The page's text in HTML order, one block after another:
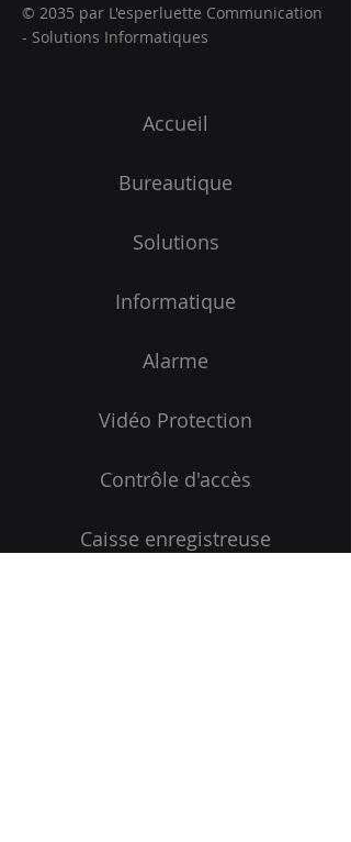
© 2035 par L'esperluette Communication
- Solutions Informatiques
Accueil
Bureautique
Solutions
Informatique
Alarme
Vidéo Protection
Contrôle d'accès
Caisse enregistreuse